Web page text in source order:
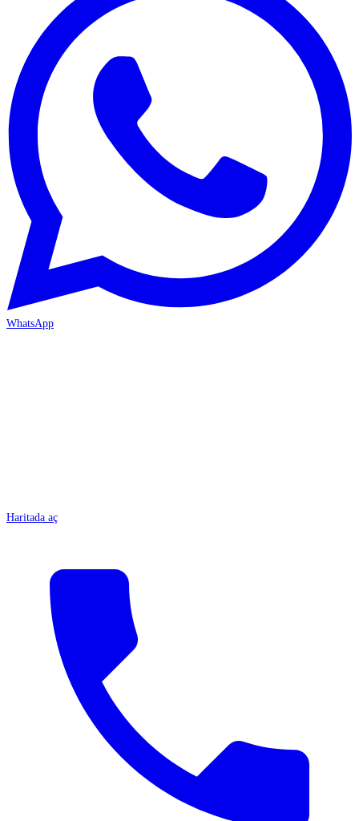
WhatsApp
Haritada aç